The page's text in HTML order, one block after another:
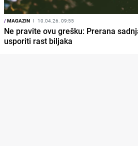
/MAGAZIN I 10.04.26. 09:55
Ne pravite ovu grešku: Prerana
usporiti rast biljaka